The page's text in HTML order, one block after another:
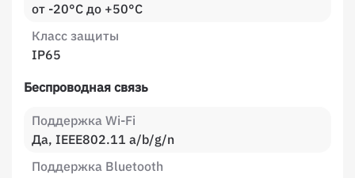
от -20°C до +50°C
Класс защиты
IP65
Беспроводная связь
Поддержка Wi-Fi
Да, IEEE802.11 a/b/g/n
Поддержка Bluetooth